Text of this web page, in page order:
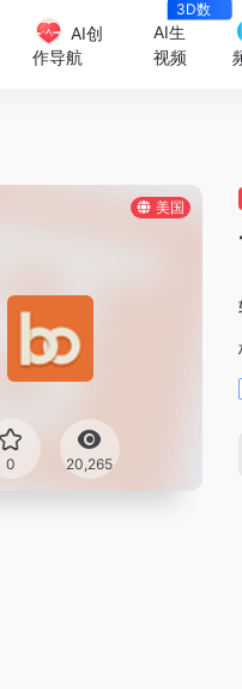
AI创
作导航
AI生
视频
3D数
字人
美国
0 20,265